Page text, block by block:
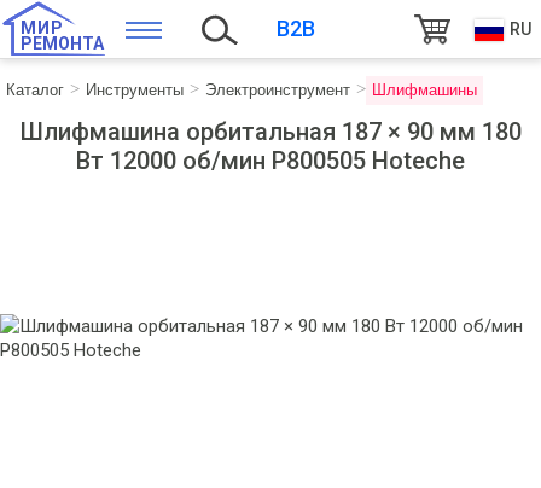
МИР
РЕМОНТА
B2B RU
Каталог Инструменты Электроинструмент Шлифмашины
Шлифмашина орбитальная 187 × 90 мм 180
Вт 12000 об/мин P800505 Hoteche